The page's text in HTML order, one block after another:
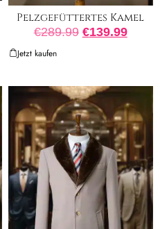
Pelzgefüttertes Kamel
€289.99 €139.99
Jetzt kaufen